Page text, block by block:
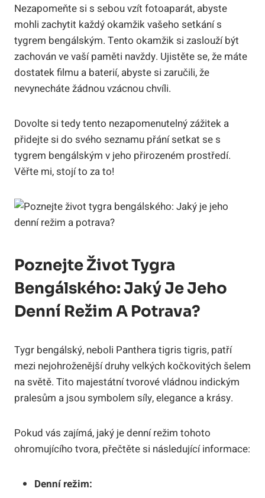
Nezapomeňte si s sebou vzít fotoaparát, abyste
mohli zachytit každý okamžik vašeho setkání s
tygrem bengálským. Tento okamžik si zaslouží být
zachován ve vaší paměti navždy. Ujistěte se, že máte
dostatek filmu a baterií, abyste si zaručili, že
nevynecháte žádnou vzácnou chvíli.
Dovolte si tedy tento nezapomenutelný zážitek a
přidejte si do svého seznamu přání setkat se s
tygrem bengálským v jeho přirozeném prostředí.
Věřte mi, stojí to za to!
Poznejte Život Tygra
Bengálského: Jaký Je Jeho
Denní Režim A Potrava?
Tygr bengálský, neboli Panthera tigris tigris, patří
mezi nejohroženější druhy velkých kočkovitých šelem
na světě. Tito majestátní tvorové vládnou indickým
pralesům a jsou symbolem síly, elegance a krásy.
Pokud vás zajímá, jaký je denní režim tohoto
ohromujícího tvora, přečtěte si následující informace:
Denní režim: